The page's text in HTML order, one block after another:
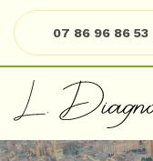
07 86 96 86 53